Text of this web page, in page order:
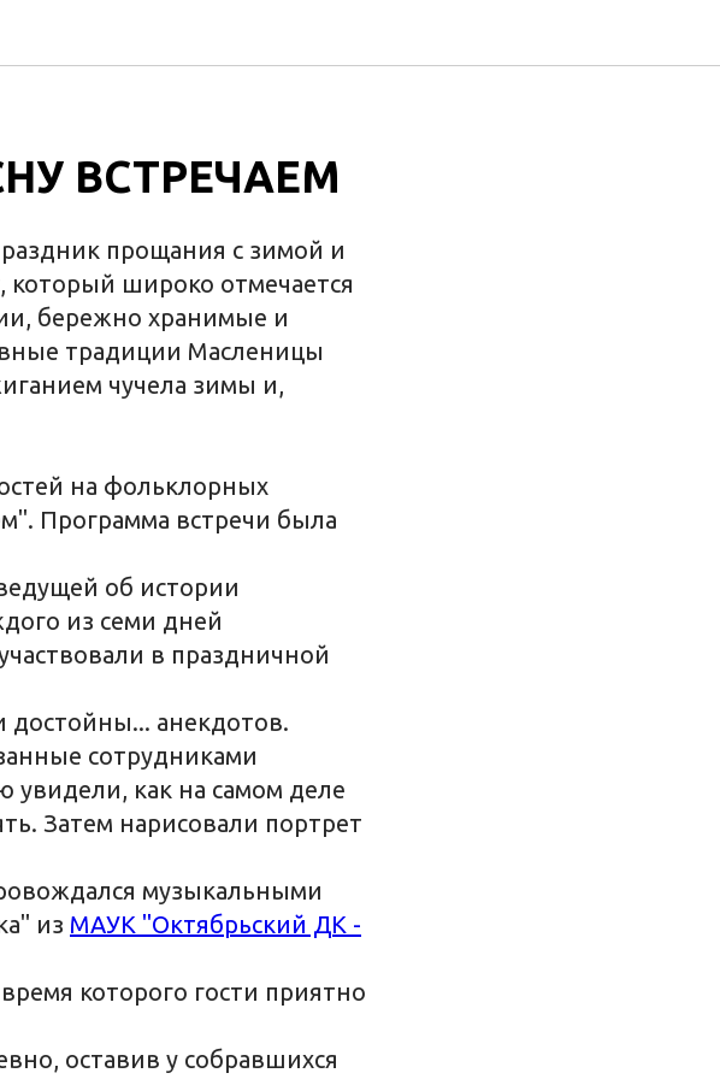
ВСТРЕЧАЕМ
прощания с зимой и
который широко отмечается
бережно хранимые и
традиции Масленицы
чучела зимы и,
на фольклорных
Программа встречи была
об истории
из семи дней
в праздничной
анекдотов.
сотрудниками
увидели, как на самом деле
Затем нарисовали портрет
музыкальными
из МАУК "Октябрьский ДК -
которого гости приятно
оставив у собравшихся